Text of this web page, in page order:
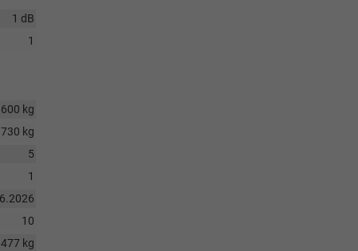
1 dB
1
kg
730 kg
5
1
10
kg